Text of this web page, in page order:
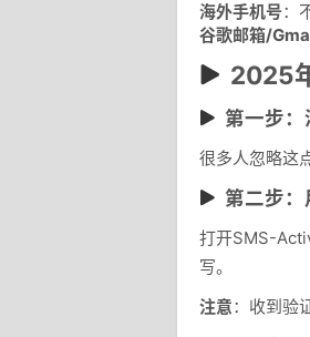
海外手机号：
谷歌邮箱/
2025
第一步
很多人忽略这
第二步
打开SMS-
写。
注意：收到验